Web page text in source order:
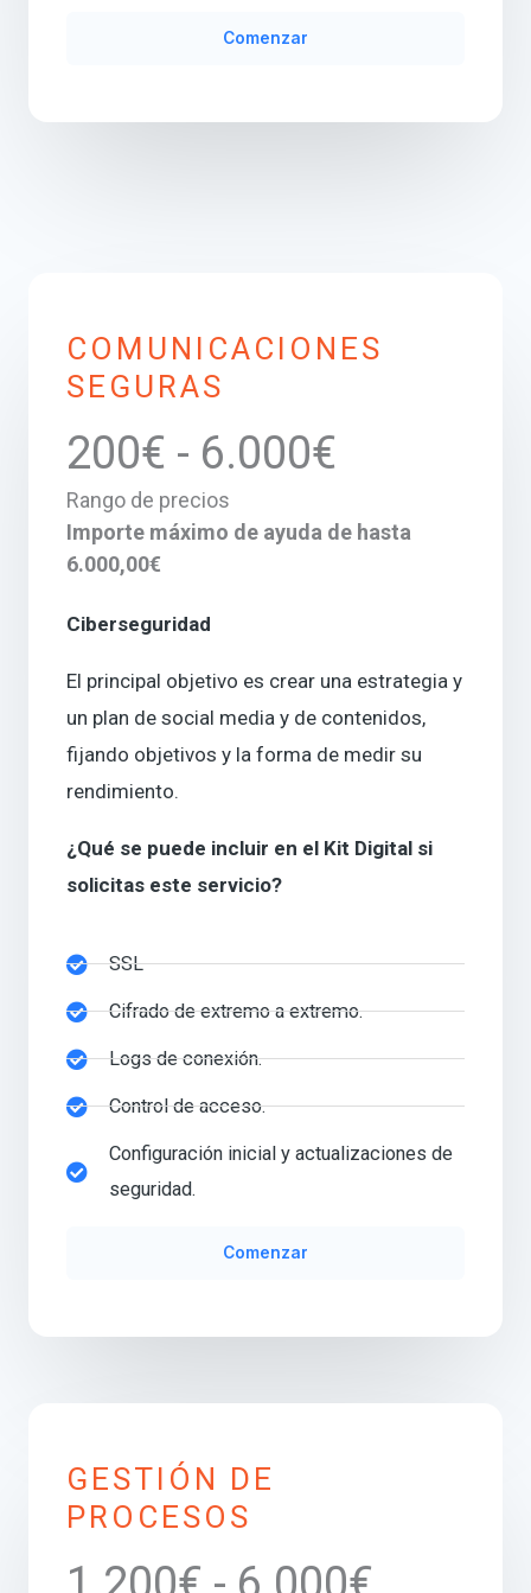
Comenzar
COMUNICACIONES
SEGURAS
200€ - 6.000€
Rango de precios
Importe máximo de ayuda de hasta
6.000,00€
Ciberseguridad
El principal objetivo es crear una estrategia y
un plan de social media y de contenidos,
fijando objetivos y la forma de medir su
rendimiento.
¿Qué se puede incluir en el Kit Digital si
solicitas este servicio?
SSL
Cifrado de extremo a extremo.
Logs de conexión.
Control de acceso.
Configuración inicial y actualizaciones de
seguridad.
Comenzar
GESTIÓN DE
PROCESOS